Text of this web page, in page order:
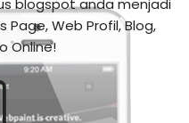
blogspot anda menjadi
Page, Web Profil, Blog,
Online!